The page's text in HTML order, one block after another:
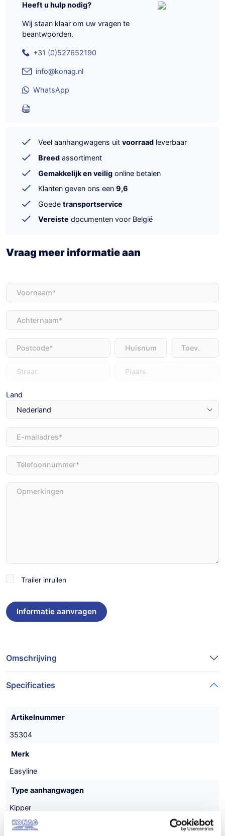
Heeft u hulp nodig?
Wij staan klaar om uw vragen te
beantwoorden.
+31 (0)527652190
info@konag.nl
WhatsApp
Veel aanhangwagens uit voorraad leverbaar
Breed assortiment
Gemakkelijk en veilig online betalen
Klanten geven ons een 9,6
Goede transportservice
Vereiste documenten voor België
Vraag meer informatie aan
Voornaam
Achternaam
Adres
Land
E-
mailadres(Vereist)
Telefoon
Opmerkingen
TrailerTrailer inruilen
Omschrijving
Specificaties
Artikelnummer
35304
Merk
Easyline
Type aanhangwagen
Kipper
Uitvoering